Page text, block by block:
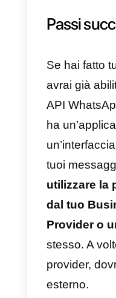
con un
stesso
fornitore.
dovrai
numero.
5)